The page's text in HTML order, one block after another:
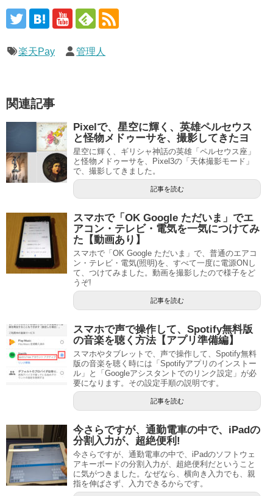
楽天Pay 管理人
関連記事
Pixelで、星空に輝く、英雄ペルセウス
と怪物メドゥーサを、撮影してきたヨ
星空に輝く、ギリシャ神話の英雄「ペルセウス座」
と怪物メドゥーサを、Pixel3の「天体撮影モード」
で、撮影してきました。
記事を読む
スマホで「OK Google ただいま」でエ
アコン・テレビ・電気を一気につけてみ
た【動画あり】
スマホで「OK Google ただいま」で、普通のエアコ
ン・テレビ・電気(照明)を、すべて一度に電源ONし
て、つけてみました。動画を撮影したので様子をど
うぞ!
記事を読む
スマホで声で操作して、Spotify無料版
の音楽を聴く方法【アプリ準備編】
スマホやタブレットで、声で操作して、Spotify無料
版の音楽を聴く時には「Spotifyアプリのインストー
ル」と「Googleアシスタントでのリンク設定」が必
要になります。その設定手順の説明です。
記事を読む
今さらですが、通勤電車の中で、iPadの
分割入力が、超絶便利!
今さらですが、通勤電車の中で、iPadのソフトウェ
アキーボードの分割入力が、超絶便利だということ
に気がつきました。なぜなら、横向き入力でも、親
指を伸ばさず、入力できるからです。